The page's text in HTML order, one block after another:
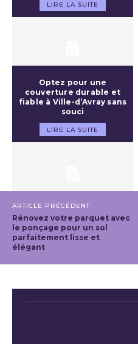
LIRE LA SUITE
Optez pour une
couverture durable et
fiable à Ville-d’Avray sans
souci
LIRE LA SUITE
ARTICLE PRÉCÉDENT
Rénovez votre parquet avec
le ponçage pour un sol
parfaitement lisse et
élégant